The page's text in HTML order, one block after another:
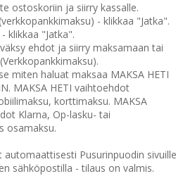
ostoskoriin ja siirry kassalle.
- klikkaa "Jatka".
klikkaa "Jatka".
ehdot ja siirry maksamaan tai
miten haluat maksaa MAKSA HETI
MAKSA HETI vaihtoehdot
korttimaksu. MAKSA
Klarna, Op-lasku- tai
osamaksu.
automaattisesti Pusurinpuodin sivuille
sähköpostilla - tilaus on valmis.